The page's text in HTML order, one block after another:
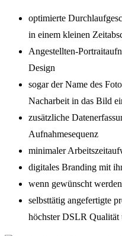
optimierte
in einem kleinen
Angestellten-
Design
sogar der Name des
Nacharbeit in das Bild
zusätzliche
Aufnahmesequenz
minimaler
digitales Branding mit
wenn gewünscht
selbsttätig angefertigte
höchster DSLR